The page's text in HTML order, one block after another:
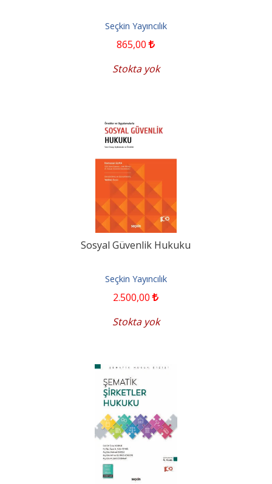
Seçkin Yayıncılık
865,00
Stokta yok
Sosyal Güvenlik Hukuku
Seçkin Yayıncılık
2.500,00
Stokta yok